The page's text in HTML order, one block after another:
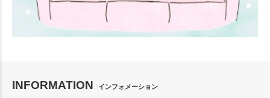
INFORMATION インフォメーション